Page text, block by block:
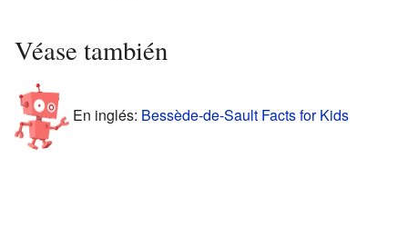
Véase también
En inglés: Bessède-de-Sault Facts for Kids